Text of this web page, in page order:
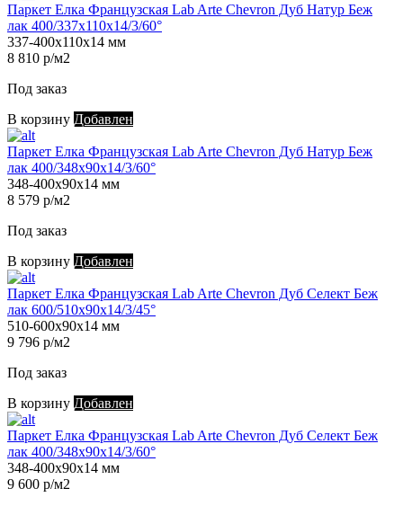
Паркет Елка Французская Lab Arte Chevron Дуб Натур Беж
лак 400/337х110х14/3/60°
337-400х110х14 мм
8 810 р/м2
Под заказ
В корзину Добавлен
Паркет Елка Французская Lab Arte Chevron Дуб Натур Беж
лак 400/348х90х14/3/60°
348-400х90х14 мм
8 579 р/м2
Под заказ
В корзину Добавлен
Паркет Елка Французская Lab Arte Chevron Дуб Селект Беж
лак 600/510х90х14/3/45°
510-600х90х14 мм
9 796 р/м2
Под заказ
В корзину Добавлен
Паркет Елка Французская Lab Arte Chevron Дуб Селект Беж
лак 400/348х90х14/3/60°
348-400х90х14 мм
9 600 р/м2